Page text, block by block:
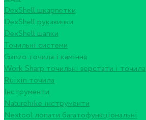
DexShell шкарпетки
DexShell рукавички
DexShell шапки
Точильні системи
Ganzo точила і каміння
Work Sharp точильні верстати і точила
Ruixin точила
Інструменти
Naturehike інструменти
Nextool лопати багатофункціональні